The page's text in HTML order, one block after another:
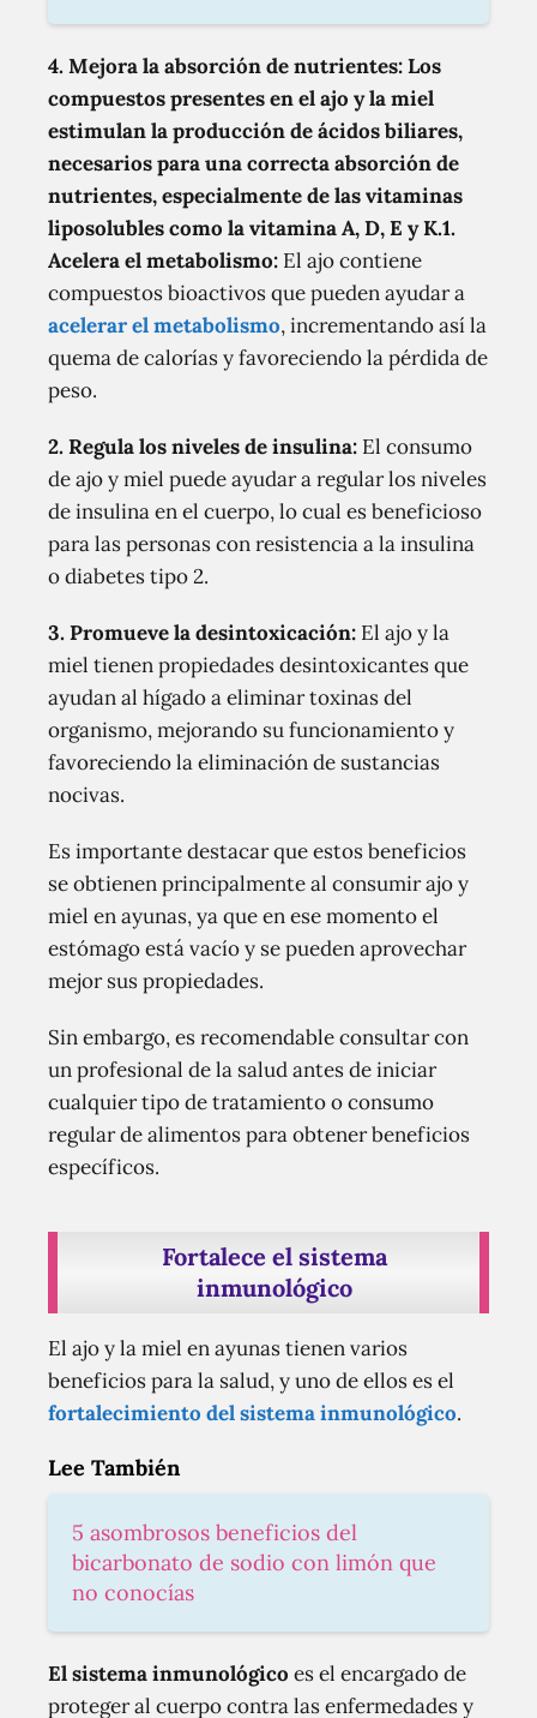
4. Mejora la absorción de nutrientes: Los
compuestos presentes en el ajo y la miel
estimulan la producción de ácidos biliares,
necesarios para una correcta absorción de
nutrientes, especialmente de las vitaminas
liposolubles como la vitamina A, D, E y K.1.
Acelera el metabolismo: El ajo contiene
compuestos bioactivos que pueden ayudar a
acelerar el metabolismo, incrementando así la
quema de calorías y favoreciendo la pérdida de
peso.
2. Regula los niveles de insulina: El consumo
de ajo y miel puede ayudar a regular los niveles
de insulina en el cuerpo, lo cual es beneficioso
para las personas con resistencia a la insulina
o diabetes tipo 2.
3. Promueve la desintoxicación: El ajo y la
miel tienen propiedades desintoxicantes que
ayudan al hígado a eliminar toxinas del
organismo, mejorando su funcionamiento y
favoreciendo la eliminación de sustancias
nocivas.
Es importante destacar que estos beneficios
se obtienen principalmente al consumir ajo y
miel en ayunas, ya que en ese momento el
estómago está vacío y se pueden aprovechar
mejor sus propiedades.
Sin embargo, es recomendable consultar con
un profesional de la salud antes de iniciar
cualquier tipo de tratamiento o consumo
regular de alimentos para obtener beneficios
específicos.
Fortalece el sistema
inmunológico
El ajo y la miel en ayunas tienen varios
beneficios para la salud, y uno de ellos es el
fortalecimiento del sistema inmunológico.
Lee También
5 asombrosos beneficios del
bicarbonato de sodio con limón que
no conocías
El sistema inmunológico es el encargado de
proteger al cuerpo contra las enfermedades y